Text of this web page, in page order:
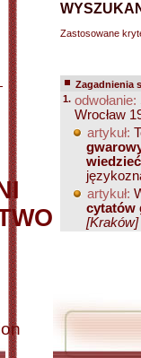
Zastosowane
Zagadnienia
1. odwołanie:
Wrocław
artykuł:
artykuł:
cytatów
[Kraków]